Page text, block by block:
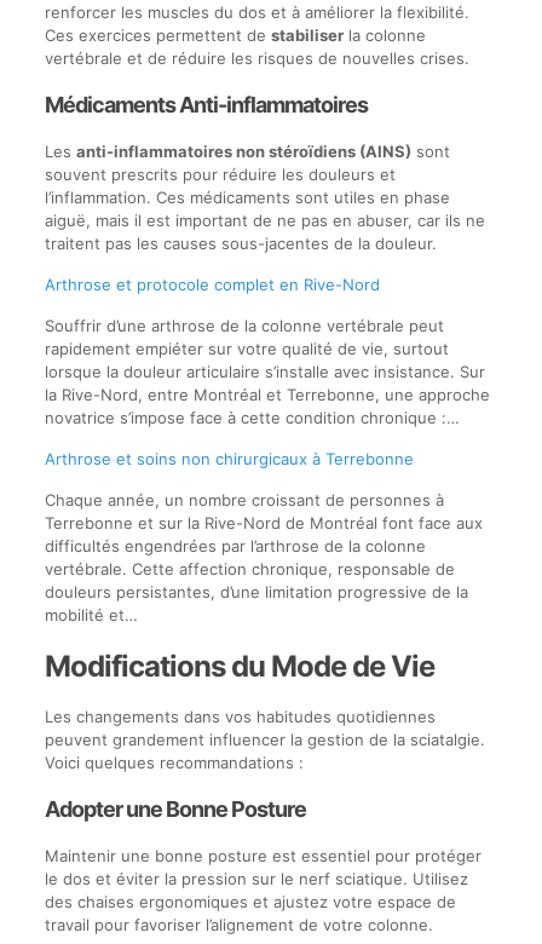
renforcer les muscles du dos et à améliorer la flexibilité.
Ces exercices permettent de stabiliserla colonne
vertébrale et de réduire les risques de nouvelles crises.
Médicaments Anti-inflammatoires
Les anti-inflammatoires non stéroïdiens (AINS) sont
souvent prescrits pour réduire les douleurs et
l’inflammation. Ces médicaments sont utiles en phase
aiguë, mais il est important de ne pas en abuser, car ils ne
traitent pas les causes sous-jacentes de la douleur.
Arthrose et protocole complet en Rive-Nord
Souffrir d’une arthrose de la colonne vertébrale peut
rapidement empiéter sur votre qualité de vie, surtout
lorsque la douleur articulaire s’installe avec insistance. Sur
la Rive-Nord, entre Montréal et Terrebonne, une approche
novatrice s’impose face à cette condition chronique :…
Arthrose et soins non chirurgicaux à Terrebonne
Chaque année, un nombre croissant de personnes à
Terrebonne et sur la Rive-Nord de Montréal font face aux
difficultés engendrées par l’arthrose de la colonne
vertébrale. Cette affection chronique, responsable de
douleurs persistantes, d’une limitation progressive de la
mobilité et…
Modifications du Mode de Vie
Les changements dans vos habitudes quotidiennes
peuvent grandement influencer la gestion de la sciatalgie.
Voici quelques recommandations :
Adopter une Bonne Posture
Maintenir une bonne posture est essentiel pour protéger
le dos et éviter la pression sur le nerf sciatique. Utilisez
des chaises ergonomiques et ajustez votre espace de
travail pour favoriser l’alignement de votre colonne.